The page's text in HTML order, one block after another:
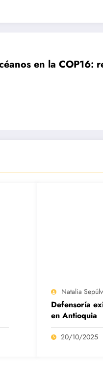
en la COP16:
Natalia
Defensoría
en Antioquia
20/10/2025